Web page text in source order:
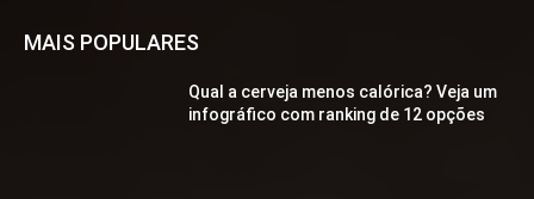
MAIS POPULARES
Qual a cerveja menos calórica? Veja um
infográfico com ranking de 12 opções